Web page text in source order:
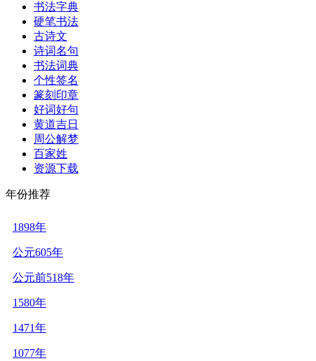
书法字典
硬笔书法
古诗文
诗词名句
书法词典
个性签名
篆刻印章
好词好句
黄道吉日
周公解梦
百家姓
资源下载
年份推荐
1898年
公元605年
公元前518年
1580年
1471年
1077年